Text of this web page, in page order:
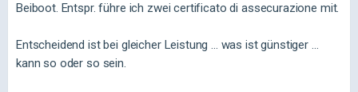
Beiboot. Entspr. führe ich zwei certificato di assecurazione mit.
Entscheidend ist bei gleicher Leistung ... was ist günstiger ...
kann so oder so sein.